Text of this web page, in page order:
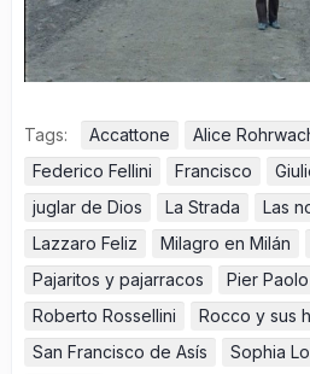
Tags: Accattone Alice
Federico Fellini
Francisco
juglar de Dios
La Strada
Las
Lazzaro Feliz
Milagro en Milán
Pajaritos y pajarracos
Pier
Roberto Rossellini
Rocco y sus
San Francisco de Asís
Sophia